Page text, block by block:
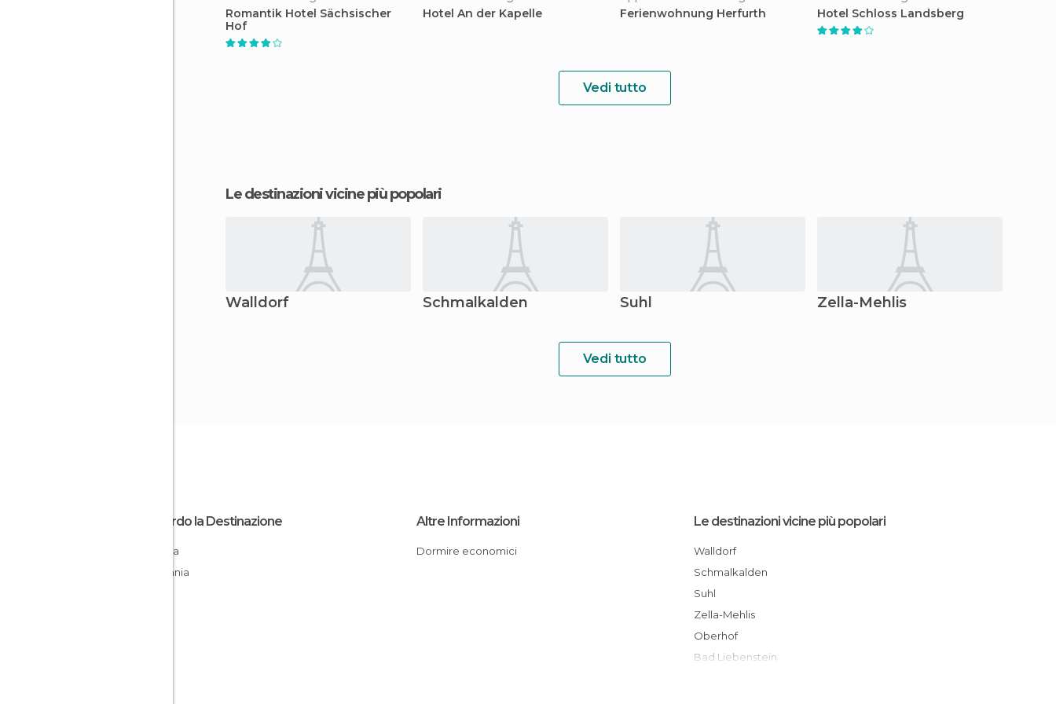
Romantik Hotel Sächsischer
Hof
Hotel An der Kapelle
Ferienwohnung Herfurth
Hotel Schloss Landsberg
Vedi tutto
Le destinazioni vicine più popolari
Walldorf Schmalkalden Suhl Zella-Mehlis
Vedi tutto
Riguardo la Destinazione
Turingia
Germania
Altre Informazioni
Dormire economici
Le destinazioni vicine più popolari
Walldorf
Schmalkalden
Suhl
Zella-Mehlis
Oberhof
Bad Liebenstein